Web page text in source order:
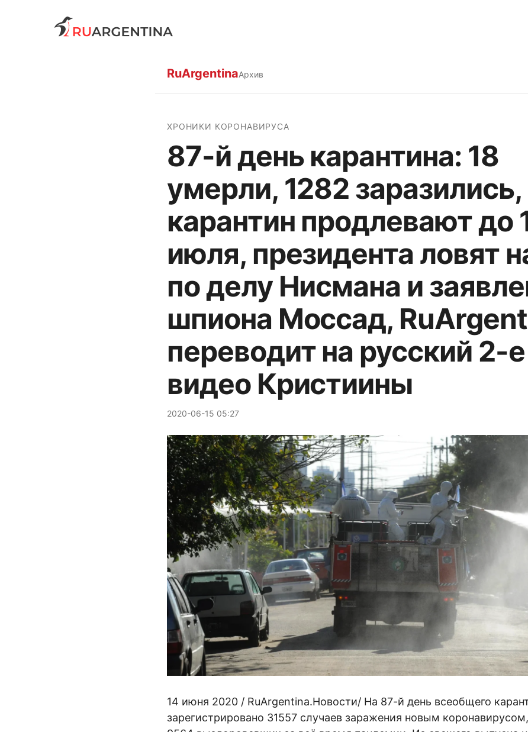
RuArgentinaАрхив
ХРОНИКИ КОРОНАВИРУСА
87-й день карантина: 18
умерли, 1282 заразились,
карантин продлевают до
июля, президента ловят
по делу Нисмана и
шпиона Моссад,
переводит на русский 2-е
видео Кристиины
2020-06-15 05:27
14 июня 2020 / RuArgentina.Новости/ На 87-й день всеобщего
зарегистрировано 31557 случаев заражения новым